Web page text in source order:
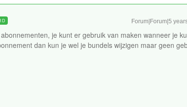
Forum|Forum|5
je kunt er gebruik van maken wanneer je
dan kun je wel je bundels wijzigen maar geen